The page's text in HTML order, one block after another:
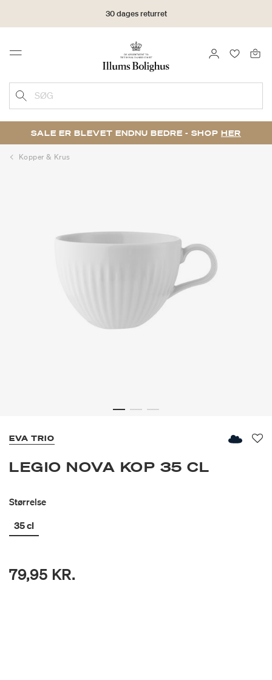
30 dages returret
Menu LOG IND
SØG
SALE ER BLEVET ENDNU BEDRE - SHOP HER
Kopper & Krus
EVA TRIO
LEGIO NOVA KOP 35 CL
Størrelse
35 cl
79,95 KR.